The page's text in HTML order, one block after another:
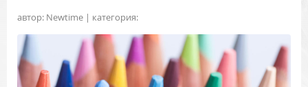
автор: Newtime | категория: